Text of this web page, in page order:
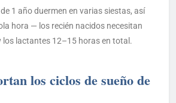
1 año duermen en varias siestas, así
hora — los recién nacidos necesitan
los lactantes 12–15 horas en total.
los ciclos de sueño de